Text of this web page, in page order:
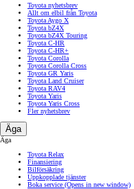
Toyota nyhetsbrev
Allt om elbil från Toyota
Toyota Aygo X
Toyota bZ4X
Toyota bZ4X Touring
Toyota C-HR
Toyota C-HR+
Toyota Corolla
Toyota Corolla Cross
Toyota GR Yaris
Toyota Land Cruiser
Toyota RAV4
Toyota Yaris
Toyota Yaris Cross
Fler nyhetsbrev
Äga
Äga
Toyota Relax
Finansiering
Bilförsäkring
Uppkopplade tjänster
Boka service (Opens in new window)